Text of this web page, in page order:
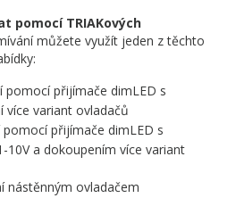
pomocí TRIAKových
můžete využít jeden z těchto
pomocí přijímače dimLED s
variant ovladačů
pomocí přijímače dimLED s
a dokoupením více variant
nástěnným ovladačem